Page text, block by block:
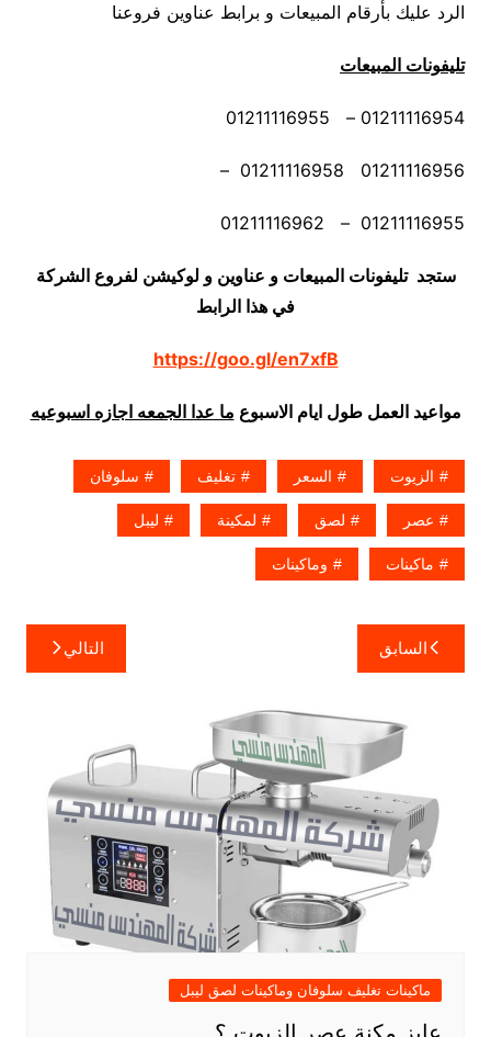
الرد عليك بأرقام المبيعات و برابط عناوين فروعنا
تليفونات المبيعات
01211116954 – 01211116955
01211116956 01211116958 –
01211116955 – 01211116962
ستجد تليفونات المبيعات و عناوين و لوكيشن لفروع الشركة
في هذا الرابط
https://goo.gl/en7xfB
مواعيد العمل طول ايام الاسبوع ما عدا الجمعه اجازه اسبوعيه
الزيوت السعر تغليف سلوفان
عصر لصق لمكينة ليبل
ماكينات وماكينات
تصفّح
المقالات
السابق التالي
ماكينات تغليف سلوفان وماكينات لصق ليبل